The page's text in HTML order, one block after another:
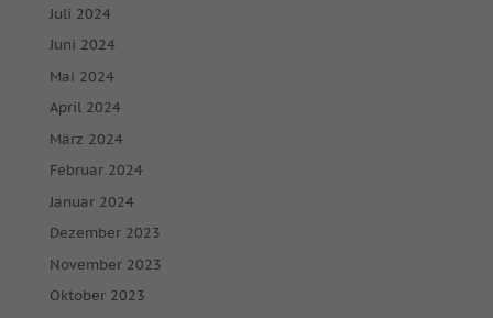
Juli 2024
Juni 2024
Mai 2024
April 2024
März 2024
Februar 2024
Januar 2024
Dezember 2023
November 2023
Oktober 2023